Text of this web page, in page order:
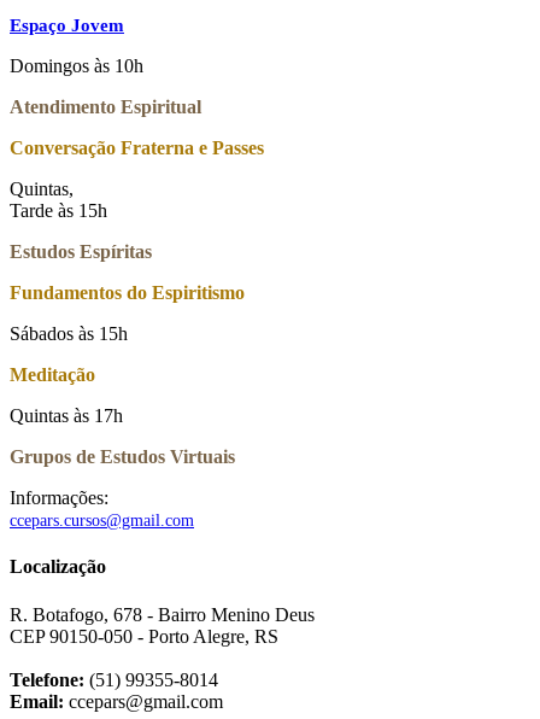
Espaço Jovem
Domingos às 10h
Atendimento Espiritual
Conversação Fraterna e Passes
Quintas,
Tarde às 15h
Estudos Espíritas
Fundamentos do Espiritismo
Sábados às 15h
Meditação
Quintas às 17h
Grupos de Estudos Virtuais
Informações:
ccepars.cursos@gmail.com
Localização
R. Botafogo, 678 - Bairro Menino Deus
CEP 90150-050 - Porto Alegre, RS
Telefone: (51) 99355-8014
Email: ccepars@gmail.com